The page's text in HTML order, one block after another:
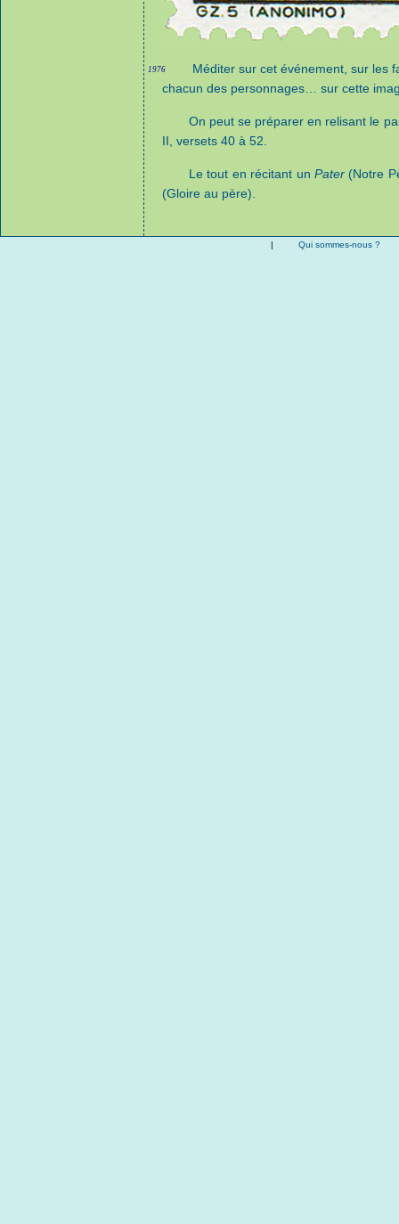
1976
Méditer sur cet événement, sur les
chacun des personnages… sur cette
On peut se préparer en relisant le
II, versets 40 à 52.
Le tout en récitant un Pater(Notre
(Gloire au père).
| Qui sommes-nous ?